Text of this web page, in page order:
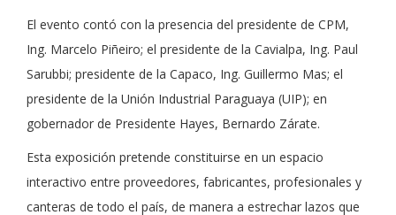
El evento contó con la presencia del presidente de CPM,
Ing. Marcelo Piñeiro; el presidente de la Cavialpa, Ing. Paul
Sarubbi; presidente de la Capaco, Ing. Guillermo Mas; el
presidente de la Unión Industrial Paraguaya (UIP); en
gobernador de Presidente Hayes, Bernardo Zárate.
Esta exposición pretende constituirse en un espacio
interactivo entre proveedores, fabricantes, profesionales y
canteras de todo el país, de manera a estrechar lazos que